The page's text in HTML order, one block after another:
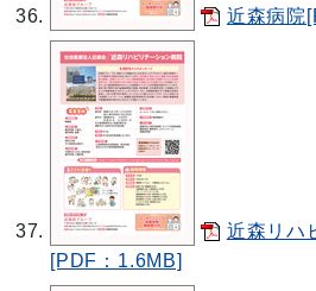
近森病院
近森リハ
[PDF：1.6MB]